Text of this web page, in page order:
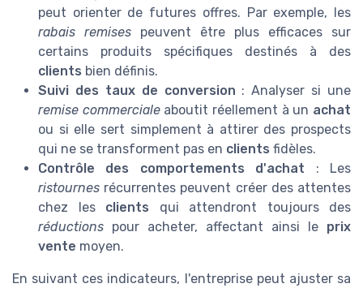
peut orienter de futures offres. Par exemple, les
rabais remises peuvent être plus efficaces sur
certains produits spécifiques destinés à des
clients bien définis.
Suivi des taux de conversion : Analyser si une
remise commercialeaboutit réellement à un achat
ou si elle sert simplement à attirer des prospects
qui ne se transforment pas en clients fidèles.
Contrôle des comportements d'achat : Les
ristournes récurrentes peuvent créer des attentes
chez les clients qui attendront toujours des
réductions pour acheter, affectant ainsi le prix
vente moyen.
En suivant ces indicateurs, l'entreprise peut ajuster sa